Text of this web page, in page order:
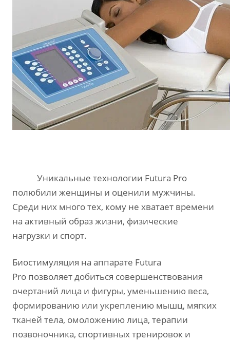
Уникальные технологии Futura Pro
полюбили женщины и оценили мужчины.
Среди них много тех, кому не хватает времени
на активный образ жизни, физические
нагрузки и спорт.
Биостимуляция на аппарате Futura
Pro позволяет добиться совершенствования
очертаний лица и фигуры, уменьшению веса,
формированию или укреплению мышц, мягких
тканей тела, омоложению лица, терапии
позвоночника, спортивных тренировок и